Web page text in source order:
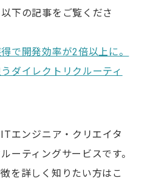
下の記事をご覧くださ
で開発効率が2倍以上に。
ダイレクトリクルーティ
エンジニア・クリエイタ
ーティングサービスです。
を詳しく知りたい方はこ